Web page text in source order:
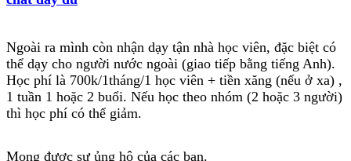
Ngoài ra mình còn nhận dạy tận nhà học viên, đặc biệt có
thể dạy cho người nước ngoài (giao tiếp bằng tiếng Anh).
Học phí là 700k/1tháng/1 học viên + tiền xăng (nếu ở xa) ,
1 tuần 1 hoặc 2 buổi. Nếu học theo nhóm (2 hoặc 3 người)
thì học phí có thể giảm.
Mong được sự ủng hộ của các bạn.